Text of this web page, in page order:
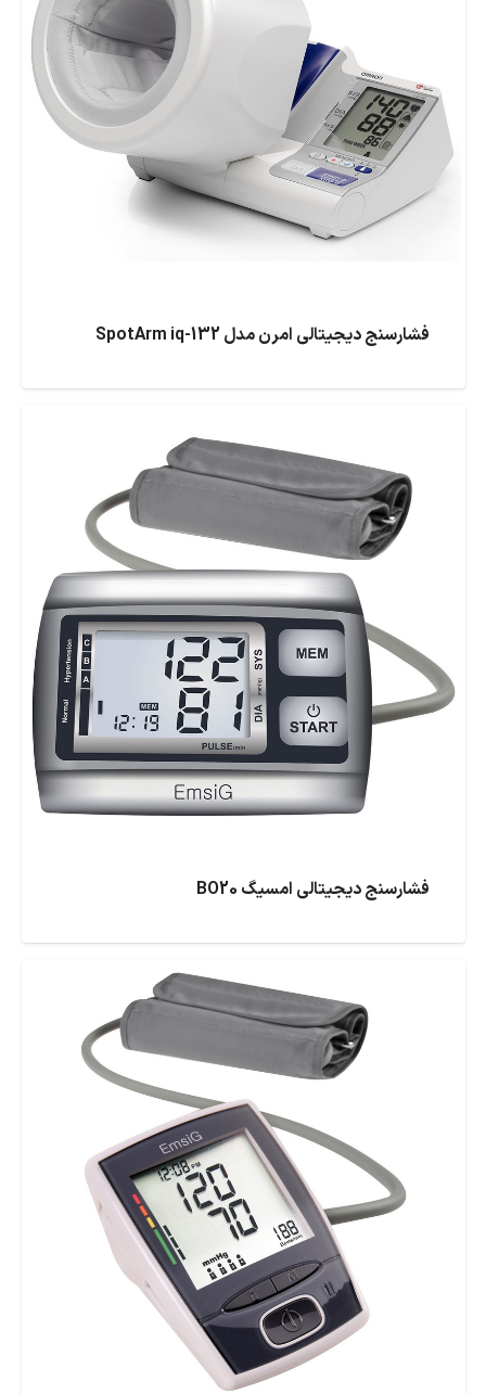
فشارسنج دیجیتالی امرن مدل SpotArm iq-132
فشارسنج دیجیتالی امسیگ BO20